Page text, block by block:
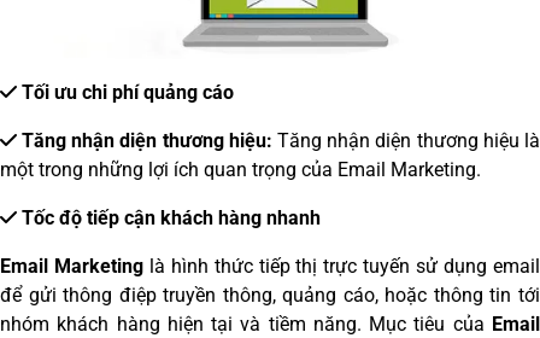
Tối ưu chi phí quảng cáo
Tăng nhận diện thương hiệu: Tăng nhận diện thương hiệu là
một trong những lợi ích quan trọng của Email Marketing.
Tốc độ tiếp cận khách hàng nhanh
Email Marketinglà hình thức tiếp thị trực tuyến sử dụng email
để gửi thông điệp truyền thông, quảng cáo, hoặc thông tin tới
nhóm khách hàng hiện tại và tiềm năng. Mục tiêu của Email